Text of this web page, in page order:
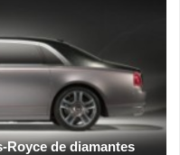
Royce de diamantes